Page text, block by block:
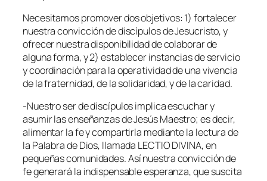
Necesitamos promover dos objetivos: 1) fortalecer
nuestra convicción de discípulos de Jesucristo, y
ofrecer nuestra disponibilidad de colaborar de
alguna forma, y 2) establecer instancias de servicio
y coordinación para la operatividad de una vivencia
de la fraternidad, de la solidaridad, y de la caridad.
-Nuestro ser de discípulos implica escuchar y
asumir las enseñanzas de Jesús Maestro; es decir,
alimentar la fe y compartirla mediante la lectura de
la Palabra de Dios, llamada LECTIO DIVINA, en
pequeñas comunidades. Así nuestra convicción de
fe generará la indispensable esperanza, que suscita